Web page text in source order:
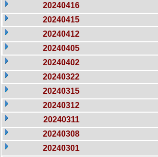
20240416
20240415
20240412
20240405
20240402
20240322
20240315
20240312
20240311
20240308
20240301